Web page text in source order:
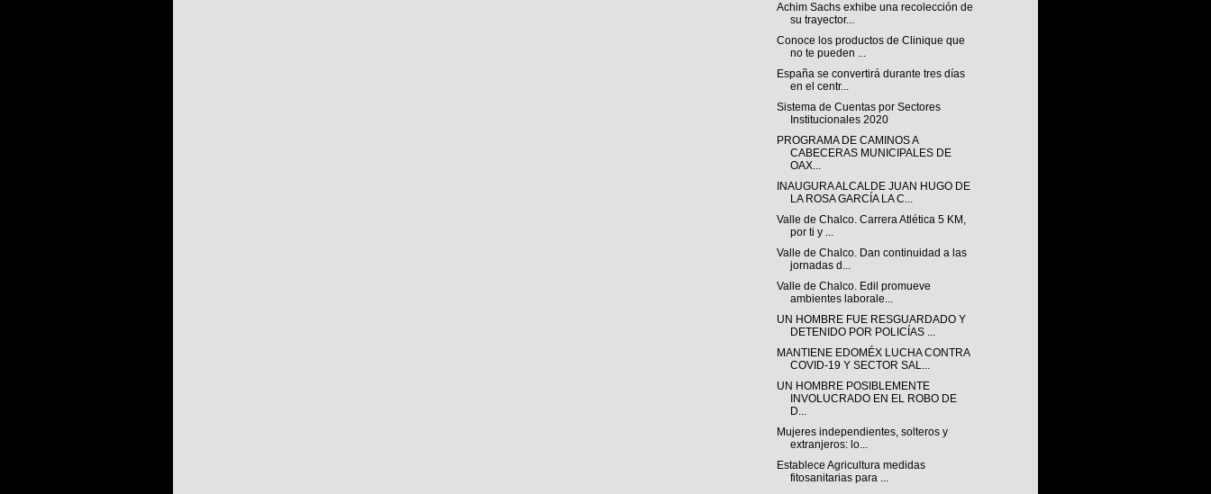
Achim Sachs exhibe una recolección de
su trayector...
Conoce los productos de Clinique que
no te pueden ...
España se convertirá durante tres días
en el centr...
Sistema de Cuentas por Sectores
Institucionales 2020
PROGRAMA DE CAMINOS A
CABECERAS MUNICIPALES DE
OAX...
INAUGURA ALCALDE JUAN HUGO DE
LA ROSA GARCÍA LA C...
Valle de Chalco. Carrera Atlética 5 KM,
por ti y ...
Valle de Chalco. Dan continuidad a las
jornadas d...
Valle de Chalco. Edil promueve
ambientes laborale...
UN HOMBRE FUE RESGUARDADO Y
DETENIDO POR POLICÍAS ...
MANTIENE EDOMÉX LUCHA CONTRA
COVID-19 Y SECTOR SAL...
UN HOMBRE POSIBLEMENTE
INVOLUCRADO EN EL ROBO DE
D...
Mujeres independientes, solteros y
extranjeros: lo...
Establece Agricultura medidas
fitosanitarias para ...